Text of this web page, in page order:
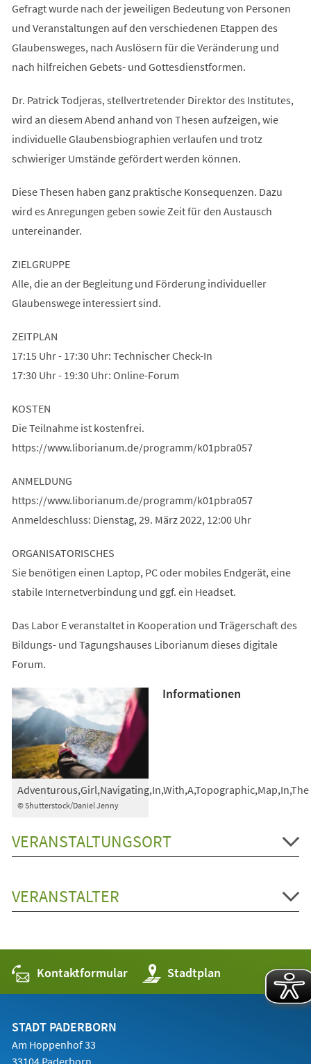
Gefragt wurde nach der jeweiligen Bedeutung von Personen
und Veranstaltungen auf den verschiedenen Etappen des
Glaubensweges, nach Auslösern für die Veränderung und
nach hilfreichen Gebets- und Gottesdienstformen.
Dr. Patrick Todjeras, stellvertretender Direktor des Institutes,
wird an diesem Abend anhand von Thesen aufzeigen, wie
individuelle Glaubensbiographien verlaufen und trotz
schwieriger Umstände gefördert werden können.
Diese Thesen haben ganz praktische Konsequenzen. Dazu
wird es Anregungen geben sowie Zeit für den Austausch
untereinander.
ZIELGRUPPE
Alle, die an der Begleitung und Förderung individueller
Glaubenswege interessiert sind.
ZEITPLAN
17:15 Uhr - 17:30 Uhr: Technischer Check-In
17:30 Uhr - 19:30 Uhr: Online-Forum
KOSTEN
Die Teilnahme ist kostenfrei.
https://www.liborianum.de/programm/k01pbra057
ANMELDUNG
https://www.liborianum.de/programm/k01pbra057
Anmeldeschluss: Dienstag, 29. März 2022, 12:00 Uhr
ORGANISATORISCHES
Sie benötigen einen Laptop, PC oder mobiles Endgerät, eine
stabile Internetverbindung und ggf. ein Headset.
Das Labor E veranstaltet in Kooperation und Trägerschaft des
Bildungs- und Tagungshauses Liborianum dieses digitale
Forum.
© Shutterstock/Daniel Jenny
Adventurous,Girl,Navigating,In,With,A,Topographic,Map,In,The
Informationen
VERANSTALTUNGSORT
VERANSTALTER
Kontaktformular Stadtplan
(Öffnet
in
einem
STADT PADERBORN
Am Hoppenhof 33